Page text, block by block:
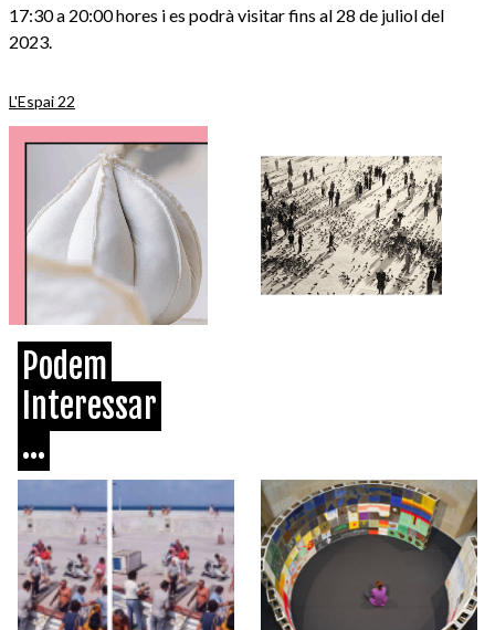
17:30 a 20:00 hores i es podrà visitar fins al 28 de juliol del
2023.
L'Espai 22
Podem
Interessar
...